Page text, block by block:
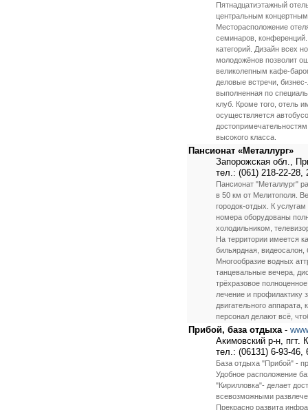
Пятнадцатиэтажный
центральным
Месторасположение
семинаров,
категорий. Дизайн всех
молодожёнов позволит
великолепным кафе-
деловые встречи,
выполненная по
клуб. Кроме того, отель
осуществляется
высокого класса.
Пансионат «Металлург»
Запорожская обл.,
тел.: (061) 218-22-28,
Пансионат "Металлург"
в 50 км от Мелитополя.
городок-отдых. К
номера оборудованы
холодильником,
На территории имеется
бильярдная, видеосалон,
Многообразие водных
танцевальные вечера,
трёхразовое
лечение и профилактику
двигательного
персонал делают всё,
Прибой, база отдыха-
Акимовский р-н, пгт.
тел.: (06131) 6-93-46,
База отдыха "Прибой" -
Удобное расположение
"Кирилловка"- делает
всевозможными
Прекрасно развита